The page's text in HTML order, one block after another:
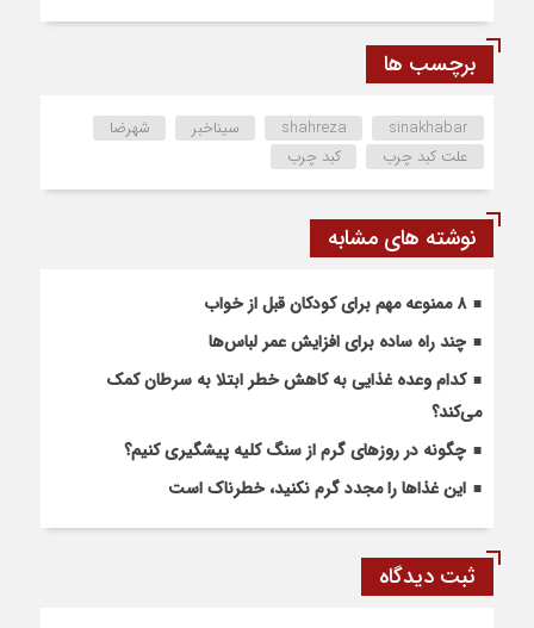
برچسب ها
shahreza sinakhabar سیناخبر
شهرضا
علت کبد چرب
کبد چرب
نوشته های مشابه
۸ ممنوعه مهم برای کودکان قبل از خواب
چند راه ساده برای افزایش عمر لباس‌ها
کدام وعده غذایی به کاهش خطر ابتلا به سرطان کمک
می‌کند؟
چگونه در روزهای گرم از سنگ کلیه پیشگیری کنیم؟
این غذاها را مجدد گرم نکنید، خطرناک است
ثبت دیدگاه